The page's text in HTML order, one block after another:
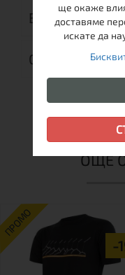
ВРЪЩАНЕ
ОТЗИВИ (0)
ОЩЕ
ПРОМО
-
ще окаже
доставяме
искате да